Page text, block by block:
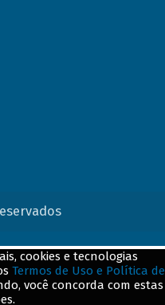
cookies e tecnologias
Termos de Uso e Política de
você concorda com estas